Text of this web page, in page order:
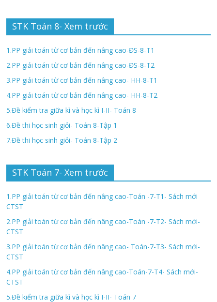
STK Toán 8- Xem trước
1.PP giải toán từ cơ bản đến nâng cao-ĐS-8-T1
2.PP giải toán từ cơ bản đến nâng cao-ĐS-8-T2
3.PP giải toán từ cơ bản đến nâng cao- HH-8-T1
4.PP giải toán từ cơ bản đến nâng cao- HH-8-T2
5.Đề kiểm tra giữa kì và học kì I-II- Toán 8
6.Đề thi học sinh giỏi- Toán 8-Tập 1
7.Đề thi học sinh giỏi- Toán 8-Tập 2
STK Toán 7- Xem trước
1.PP giải toán từ cơ bản đến nâng cao-Toán -7-T1- Sách mới
CTST
2.PP giải toán từ cơ bản đến nâng cao-Toán -7-T2- Sách mới-
CTST
3.PP giải toán từ cơ bản đến nâng cao- Toán-7-T3- Sách mới-
CTST
4.PP giải toán từ cơ bản đến nâng cao-Toán-7-T4- Sách mới-
CTST
5.Đề kiểm tra giữa kì và học kì I-II- Toán 7